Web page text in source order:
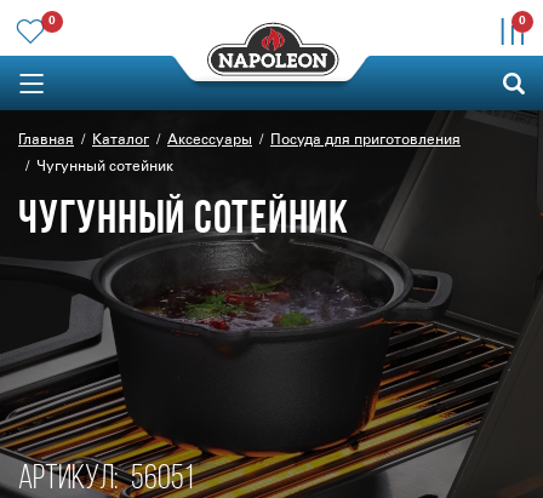
0 0
Главная Каталог Аксессуары
Посуда для приготовления
Чугунный сотейник
ЧУГУННЫЙ СОТЕЙНИК
Артикул: 56051